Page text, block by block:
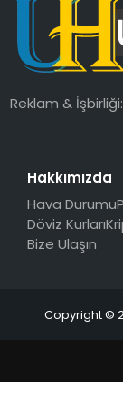
SAĞLIK
MAGAZIN
Reklam &
Hakkımızda
Hava Durumu
Döviz Kurları
Bize Ulaşın
Copyright ©